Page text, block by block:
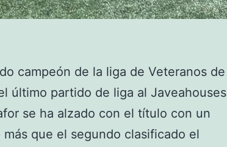
campeón de la liga de Veteranos de
último partido de liga al Javeahouses
se ha alzado con el título con un
que el segundo clasificado el